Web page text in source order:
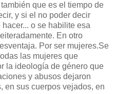
que es el tiempo de
y si el no poder decir
o se habilite esa
En otro
Por ser mujeres.Se
las mujeres que
la ideología de género que
y abusos dejaron
en sus cuerpos vejados, en